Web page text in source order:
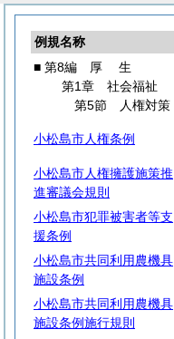
例規名称
■ 第8編 厚 生
第1章 社会福祉
第5節 人権対策
小松島市人権条例
小松島市人権擁護施策推
進審議会規則
小松島市犯罪被害者等支
援条例
小松島市共同利用農機具
施設条例
小松島市共同利用農機具
施設条例施行規則